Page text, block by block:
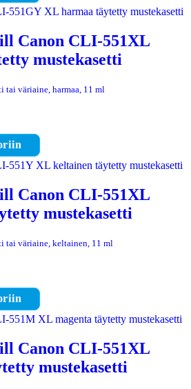
Canon CLI-551XL
mustekasetti
tai väriaine, harmaa, 11 ml
Canon CLI-551XL
mustekasetti
tai väriaine, keltainen, 11 ml
Canon CLI-551XL
mustekasetti